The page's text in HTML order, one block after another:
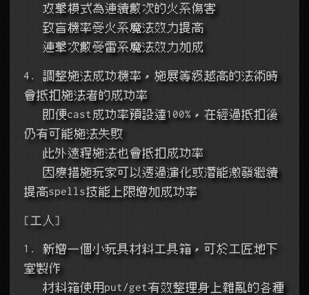
   攻擊模式為連續數次的火系傷害
   致盲機率受火系魔法效力提高
   連擊次數受雷系魔法效力加成
4. 調整施法成功機率，施展等級越高的法術時
會抵扣施法者的成功率
仍有可能施法失敗
   此外遠程施法也會抵扣成功率
提高spells技能上限增加成功率
[工人]
1. 新增一個小玩具材料工具箱，可於工匠地下
室製作